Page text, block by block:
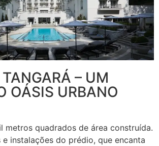
– UM
OÁSIS URBANO
metros quadrados de área construída.
e instalações do prédio, que encanta